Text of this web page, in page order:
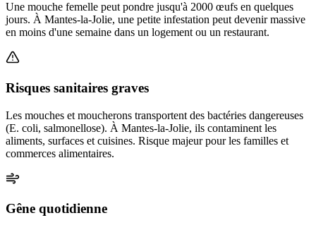
Une mouche femelle peut pondre jusqu'à 2000 œufs en quelques
jours. À Mantes-la-Jolie, une petite infestation peut devenir massive
en moins d'une semaine dans un logement ou un restaurant.
Risques sanitaires graves
Les mouches et moucherons transportent des bactéries dangereuses
(E. coli, salmonellose). À Mantes-la-Jolie, ils contaminent les
aliments, surfaces et cuisines. Risque majeur pour les familles et
commerces alimentaires.
Gêne quotidienne